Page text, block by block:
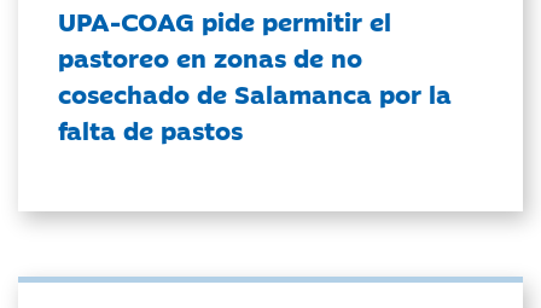
UPA-COAG pide permitir el
pastoreo en zonas de no
cosechado de Salamanca por la
falta de pastos